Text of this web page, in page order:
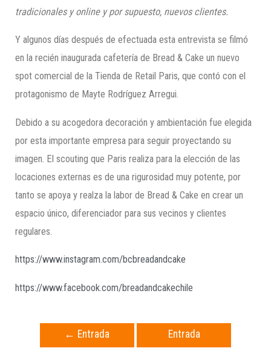
tradicionales y online y por supuesto, nuevos clientes.
Y algunos días después de efectuada esta entrevista se filmó
en la recién inaugurada cafetería de Bread & Cake un nuevo
spot comercial de la Tienda de Retail Paris, que contó con el
protagonismo de Mayte Rodríguez Arregui.
Debido a su acogedora decoración y ambientación fue elegida
por esta importante empresa para seguir proyectando su
imagen. El scouting que Paris realiza para la elección de las
locaciones externas es de una rigurosidad muy potente, por
tanto se apoya y realza la labor de Bread & Cake en crear un
espacio único, diferenciador para sus vecinos y clientes
regulares.
https://www.instagram.com/bcbreadandcake
https://www.facebook.com/breadandcakechile
← Entrada
Entrada